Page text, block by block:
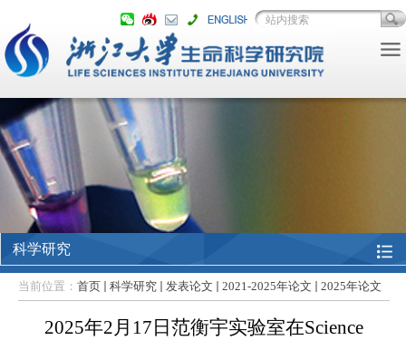
科学研究
当前位置： 首页 科学研究 发表论文 2021-2025年论文 2025年论文
2025年2月17日范衡宇实验室在Science